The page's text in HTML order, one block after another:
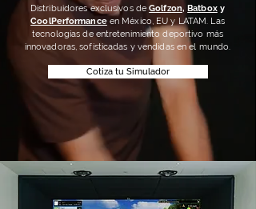
Distribuidores exclusivos deGolfzon, Batboxy
CoolPerformanceen México, EU y LATAM. Las
tecnologías de entretenimiento deportivo más
innovadoras, sofisticadas y vendidas en el mundo.
Cotiza tu Simulador